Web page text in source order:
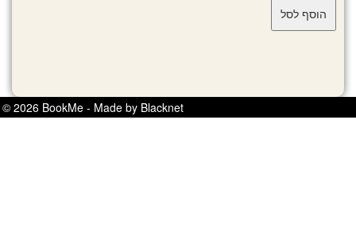
© 2026 BookMe - Made by Blacknet